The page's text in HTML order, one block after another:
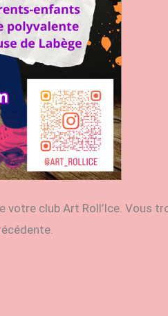
club Art Roll’Ice. Vous